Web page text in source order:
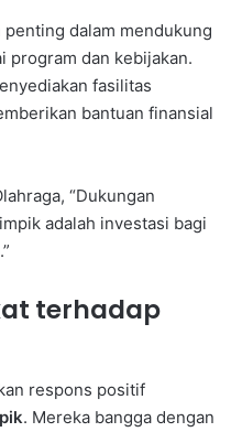
dalam mendukung
program dan kebijakan.
fasilitas
bantuan finansial
“Dukungan
adalah investasi bagi
terhadap
respons positif
. Mereka bangga dengan